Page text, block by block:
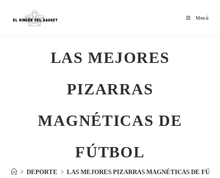
Menú
LAS MEJORES
PIZARRAS
MAGNÉTICAS DE
FÚTBOL
> DEPORTE > LAS MEJORES PIZARRAS MAGNÉTICAS DE